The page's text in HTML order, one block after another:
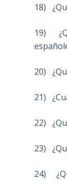
18)
19)
20)
21)
22)
23)
24)